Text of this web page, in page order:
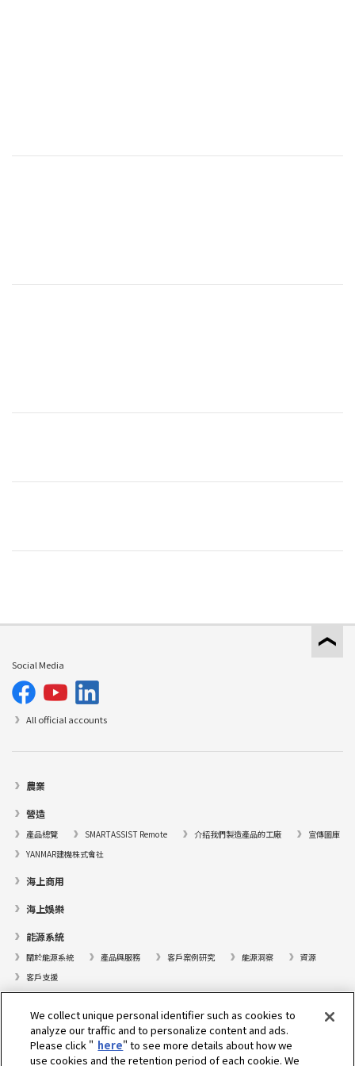
Social Media
All official accounts
農業
營造
產品總覽 SMARTASSIST Remote 介紹我們製造產品的工廠
宣傳圖庫
YANMAR建機株式會社
海上商用
海上娛樂
能源系統
關於能源系統 產品與服務 客戶案例研究 能源洞察
資源
客戶支援
尋找據點
支援
We collect unique personal identifier such as cookies to
analyze our traffic and to personalize content and ads.
Please click " here" to see more details about how we
use cookies and the retention period of each cookie. We